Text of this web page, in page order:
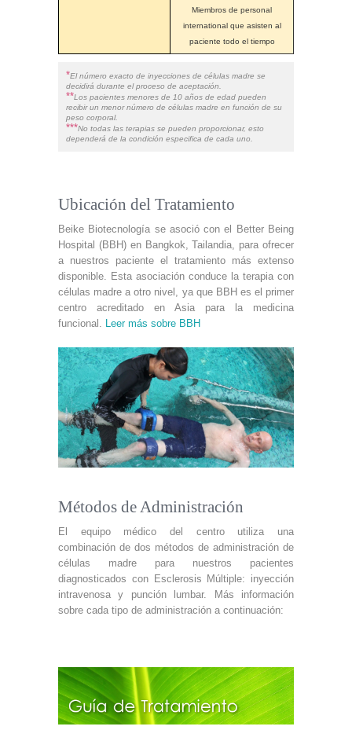
Miembros de personal
international que asisten al
paciente todo el tiempo
*El número exacto de inyecciones de células madre se
decidirá durante el proceso de aceptación.
**Los pacientes menores de 10 años de edad pueden
recibir un menor número de células madre en función de su
peso corporal.
***No todas las terapias se pueden proporcionar, esto
dependerá de la condición especifica de cada uno.
Ubicación del Tratamiento
Beike Biotecnología se asoció con el Better Being
Hospital (BBH) en Bangkok, Tailandia, para ofrecer
a nuestros paciente el tratamiento más extenso
disponible. Esta asociación conduce la terapia con
células madre a otro nivel, ya que BBH es el primer
centro acreditado en Asia para la medicina
funcional. Leer más sobre BBH
Métodos de Administración
El equipo médico del centro utiliza una
combinación de dos métodos de administración de
células madre para nuestros pacientes
diagnosticados con Esclerosis Múltiple: inyección
intravenosa y punción lumbar. Más información
sobre cada tipo de administración a continuación: